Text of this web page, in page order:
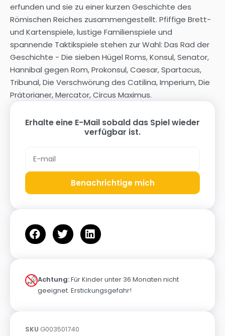
erfunden und sie zu einer kurzen Geschichte des
Römischen Reiches zusammengestellt. Pfiffige Brett-
und Kartenspiele, lustige Familienspiele und
spannende Taktikspiele stehen zur Wahl: Das Rad der
Geschichte - Die sieben Hügel Roms, Konsul, Senator,
Hannibal gegen Rom, Prokonsul, Caesar, Spartacus,
Tribunal, Die Verschwörung des Catilina, Imperium, Die
Prätorianer, Mercator, Circus Maximus.
Erhalte eine E-Mail sobald das Spiel wieder
verfügbar ist.
Benachrichtige mich
Achtung:Für Kinder unter 36 Monaten nicht
geeignet. Erstickungsgefahr!
SKU G003501740